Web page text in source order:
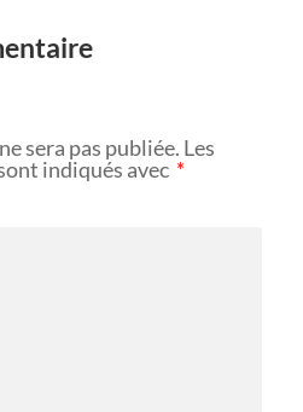
sera pas publiée. Les
indiqués avec *